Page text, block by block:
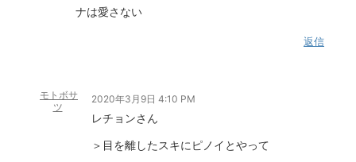
ナは愛さない
返信
モトボサ
ツ
2020年3月9日 4:10 PM
レチョンさん
＞目を離したスキにピノイとやって